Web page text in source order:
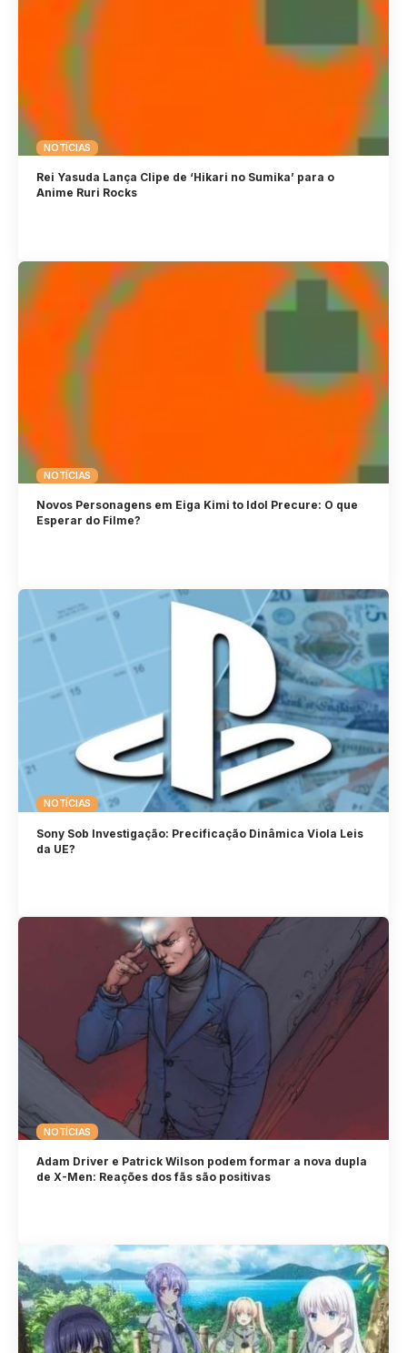
NOTÍCIAS
Rei Yasuda Lança Clipe de ‘Hikari no Sumika’ para o
Anime Ruri Rocks
NOTÍCIAS
Novos Personagens em Eiga Kimi to Idol Precure: O que
Esperar do Filme?
NOTÍCIAS
Sony Sob Investigação: Precificação Dinâmica Viola Leis
da UE?
NOTÍCIAS
Adam Driver e Patrick Wilson podem formar a nova dupla
de X-Men: Reações dos fãs são positivas